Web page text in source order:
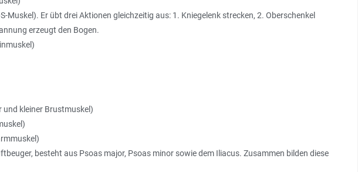
Muskel). Er übt drei Aktionen gleichzeitig aus: 1. Kniegelenk strecken, 2. Oberschenkel
erzeugt den Bogen.
und kleiner Brustmuskel)
besteht aus Psoas major, Psoas minor sowie dem Iliacus. Zusammen bilden diese